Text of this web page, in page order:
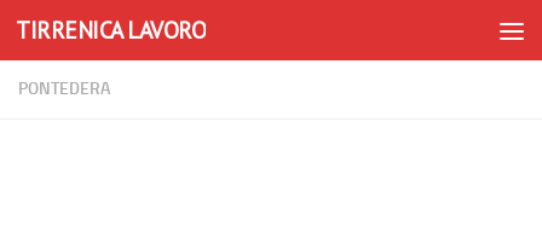
Skip to content
TIRRENICA LAVORO
PONTEDERA